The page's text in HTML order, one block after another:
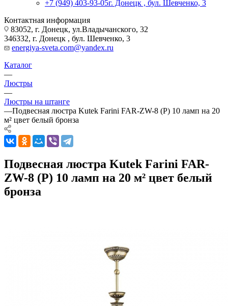
+7 (949) 403-93-05г. Донецк , бул. Шевченко, 3
Контактная информация
83052, г. Донецк, ул.Владычанского, 32
346332, г. Донецк , бул. Шевченко, 3
energiya-sveta.com@yandex.ru
Каталог
—
Люстры
—
Люстры на штанге
—Подвесная люстра Kutek Farini FAR-ZW-8 (P) 10 ламп на 20
м² цвет белый бронза
Подвесная люстра Kutek Farini FAR-
ZW-8 (P) 10 ламп на 20 м² цвет белый
бронза